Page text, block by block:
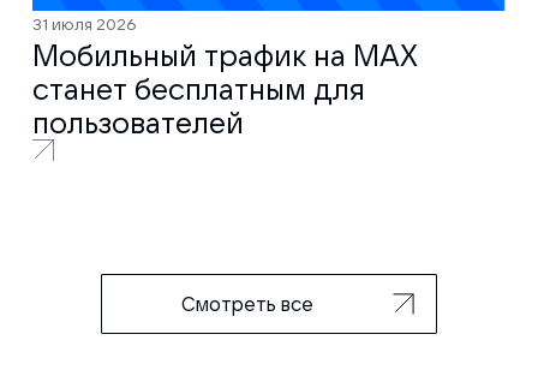
31 июля 2026
Мобильный трафик на MAX
станет бесплатным для
пользователей
Смотреть все